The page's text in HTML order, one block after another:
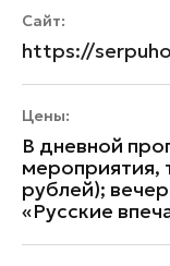
Сайт:
https://
Цены:
В дневной
мероприятия,
рублей);
«Русские